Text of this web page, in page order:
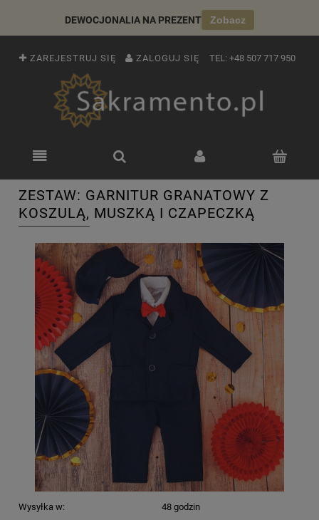
DEWOCJONALIA NA PREZENT Zobacz
ZAREJESTRUJ SIĘ ZALOGUJ SIĘ TEL: +48 507 717 950
ZESTAW: GARNITUR GRANATOWY Z
KOSZULĄ, MUSZKĄ I CZAPECZKĄ
Wysyłka w: 48 godzin